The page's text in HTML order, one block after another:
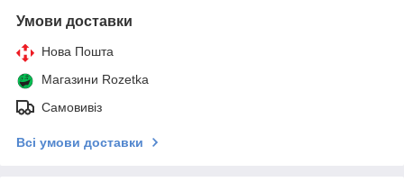
Умови доставки
Нова Пошта
Магазини Rozetka
Самовивіз
Всі умови доставки